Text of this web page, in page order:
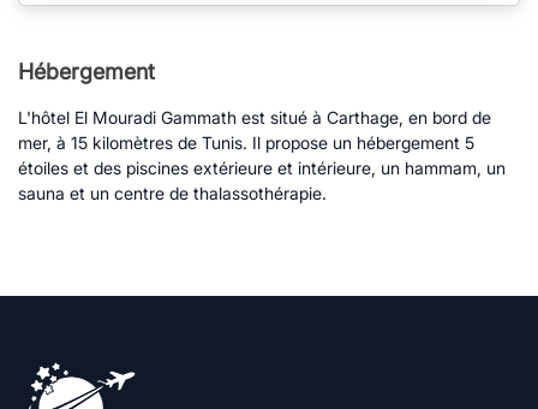
Hébergement
L'hôtel El Mouradi Gammath est situé à Carthage, en bord de
mer, à 15 kilomètres de Tunis. Il propose un hébergement 5
étoiles et des piscines extérieure et intérieure, un hammam, un
sauna et un centre de thalassothérapie.